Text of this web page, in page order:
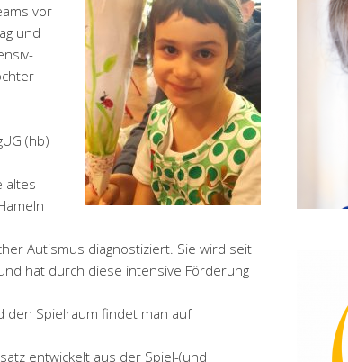
vor
und
(hb)
altes
Autismus diagnostiziert. Sie wird seit
hat durch diese intensive Förderung
den Spielraum findet man auf
entwickelt aus der Spiel-(und